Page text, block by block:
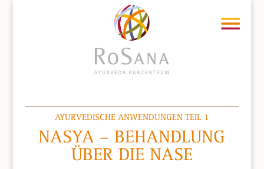
AYURVEDISCHE ANWENDUNGEN TEIL 1
NASYA – BEHANDLUNG
ÜBER DIE NASE